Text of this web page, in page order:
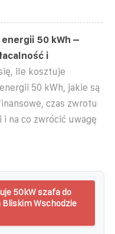
energii 50 kWh –
i
ile kosztuje
50 kWh, jakie są
czas zwrotu
i na co zwrócić uwagę
50kW szafa do
Wschodzie